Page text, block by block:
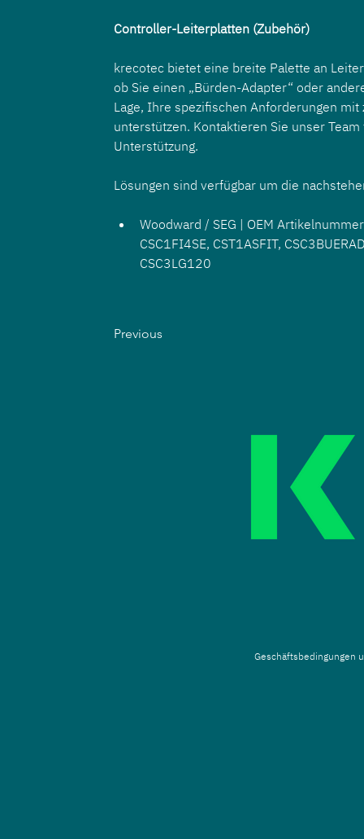
Controller-Leiterplatten (Zubehör)
krecotec bietet eine breite Palette an
ob Sie einen „Bürden-Adapter“ oder
Lage, Ihre spezifischen Anforderungen
unterstützen. Kontaktieren Sie unser
Unterstützung.
Lösungen sind verfügbar um die
Woodward / SEG | OEM
CSC1FI4SE, CST1ASFIT,
CSC3LG120
Previous
Geschäftsbedingungen